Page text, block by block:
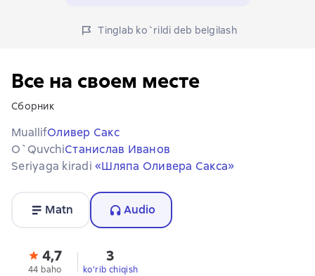
Tinglab ko`rildi deb belgilash
Все на своем месте
Сборник
MuallifОливер Сакс
O`quvchiСтанислав Иванов
Seriyaga kiradi «Шляпа Оливера Сакса»
Matn Audio
4,7
44 baho
3
ko'rib chiqish